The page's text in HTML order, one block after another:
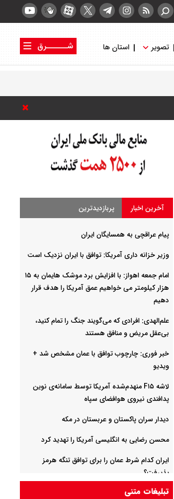
تصویر استان ها
شــــــرق
آخرین اخبار پربازدیدترین
پیام عراقچی به همسایگان ایران
وزیر خزانه داری آمریکا: توافق با ایران نزدیک است
امام‌ جمعه اهواز: با افزایش برد موشک هایمان به ۱۵
هزار کیلومتر می خواهیم عمق آمریکا را هدف قرار
دهیم
علم‌الهدی: افرادی که می‌گویند جنگ را تمام کنید،
بی‌عقل مریض و منافق هستند
خبر فوری: چارچوب توافق با عمان مشخص شد +
ویدیو
لاشه F۱۵ منهدم‌شده آمریکا توسط سامانه‌ی نوین
پدافندی نیروی هوافضای سپاه
دیدار سران پاکستان و عربستان در مکه
محسن رضایی به انگلیسی آمریکا را تهدید کرد
ایران کدام شرط عمان را برای توافق تنگه هرمز
پذیرفت؟
محسن رضایی: اجازه باز شدن مسیر دوم در تنگه
تبلیغات متنی